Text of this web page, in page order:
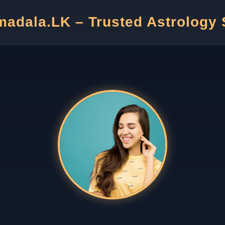
– Trusted Astrology